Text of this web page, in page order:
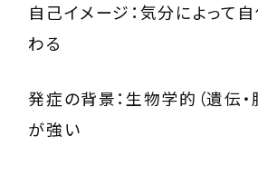
自己イメージ：気分によって
わる
発症の背景：生物学的（遺伝
が強い